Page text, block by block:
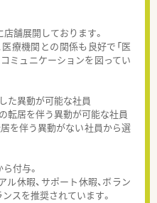
舗展開しております。
療機関との関係も良好で「医
ミュニケーションを図ってい
た異動が可能な社員
転居を伴う異動が可能な社員
を伴う異動がない社員から選
付与。
ル休暇、サポート休暇、ボラン
スを推奨されています。